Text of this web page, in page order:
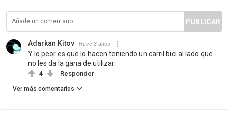
PUBLICAR
Adarkan Kitov Hace 3 años
Y lo peor es que lo hacen teniendo un carril bici al lado que
no les da la gana de utilizar.
4 Responder
Ver más comentarios